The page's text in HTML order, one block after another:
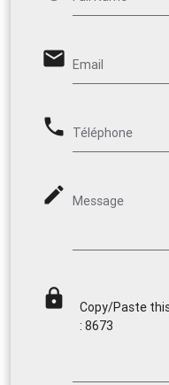
email Email
phone Téléphone
mode_edit Message
lock
Copy/Paste
: 8673